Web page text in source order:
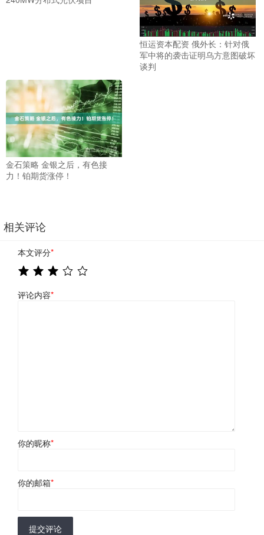
恒运资本配资 俄外长：针对俄
军中将的袭击证明乌方意图破坏
谈判
金石策略 金银之后，有色接
力！铂期货涨停！
相关评论
本文评分*
评论内容*
你的昵称*
你的邮箱*
提交评论